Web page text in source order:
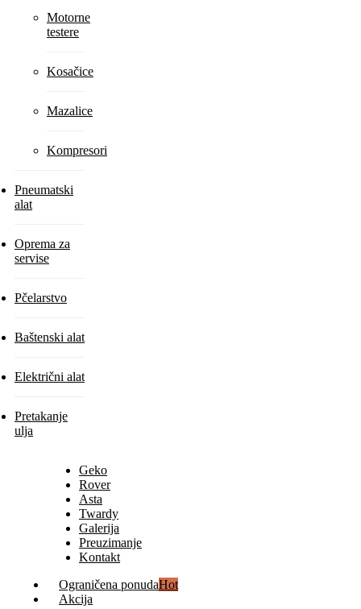
Motorne
testere
Kosačice
Mazalice
Kompresori
Pneumatski
alat
Oprema za
servise
Pčelarstvo
Baštenski alat
Električni alat
Pretakanje
ulja
Geko
Rover
Asta
Twardy
Galerija
Preuzimanje
Kontakt
Ograničena ponudaHot
Akcija